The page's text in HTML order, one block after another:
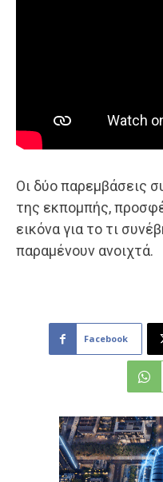
Οι δύο παρεμβάσεις
της εκπομπής,
εικόνα για το τι
παραμένουν ανοιχτά.
Facebook